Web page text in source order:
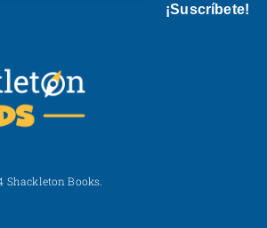
Books.
¡Suscríbete!